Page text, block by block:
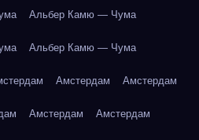
Альбер Камю — Чума
Альбер Камю — Чума
Амстердам Амстердам
Амстердам Амстердам